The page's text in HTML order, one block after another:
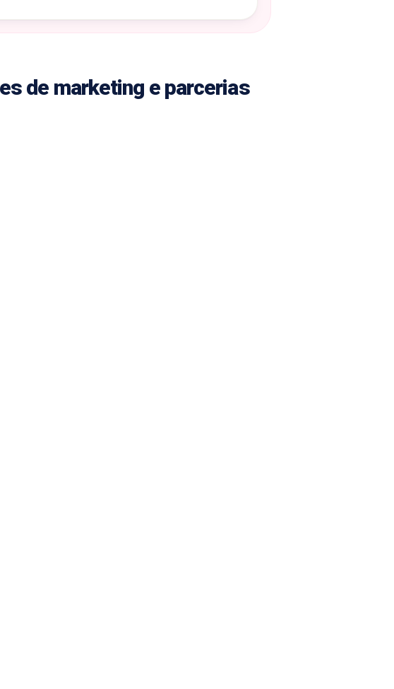
de marketing e parcerias